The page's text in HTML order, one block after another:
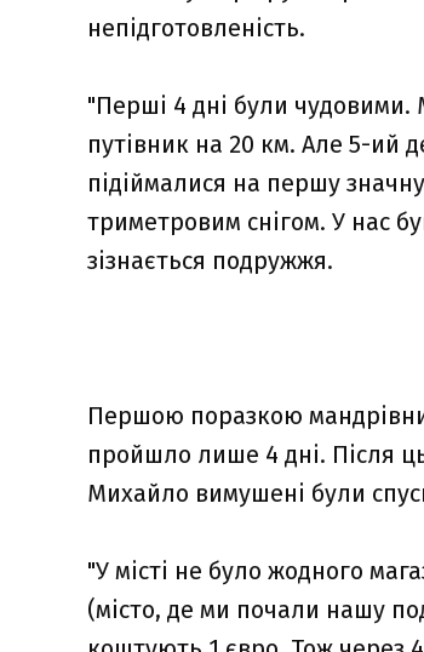
непідготовленість.
"Перші 4 дні були чудовими.
путівник на 20 км. Але 5-ий
підіймалися на першу
триметровим снігом. У нас
зізнається подружжя.
Першою поразкою
пройшло лише 4 дні. Після
Михайло вимушені були
"У місті не було жодного
(місто, де ми почали нашу